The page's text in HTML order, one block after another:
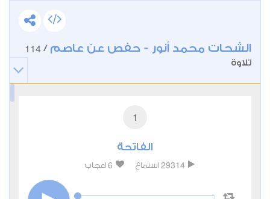
الشحات محمد أنور - حفص عن عاصم /
114
تلاوة
1
الفاتحة
29314 استماع 6 اعجاب